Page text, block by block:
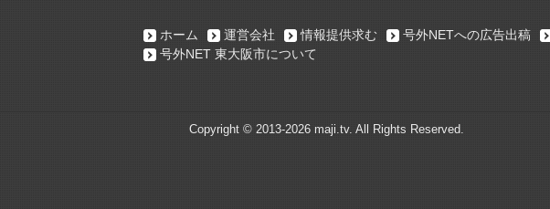
ホーム 運営会社 情報提供求む 号外NETへの広告出稿
号外NET 東大阪市について
Copyright © 2013-2026 maji.tv. All Rights Reserved.